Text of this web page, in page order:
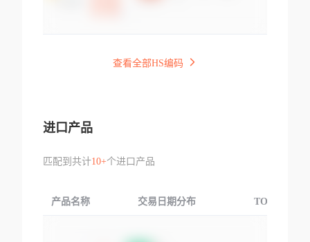
查看全部HS编码
进口产品
匹配到共计10+个进口产品
产品名称 交易日期分布 TOP3交易国